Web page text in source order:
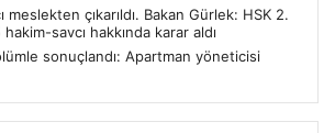
meslekten çıkarıldı. Bakan Gürlek: HSK 2.
savcı hakkında karar aldı
sonuçlandı: Apartman yöneticisi